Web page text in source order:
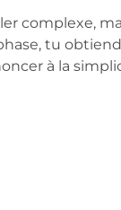
complexe,
tu
à la